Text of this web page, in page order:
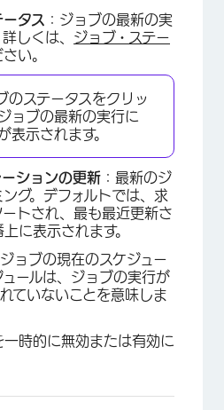
×
タス ：ジョブの最新の実
しくは、 ジョブ・ステー
い。
のステータスをクリッ
ョブの最新の実行に
表示されます。
ションの更新 ：最新のジ
グ。デフォルトでは、求
ートされ、最も最近更新さ
に表示されます。
ジョブの現在のスケジュー
ュールは、ジョブの実行が
ていないことを意味しま
一時的に無効または有効に